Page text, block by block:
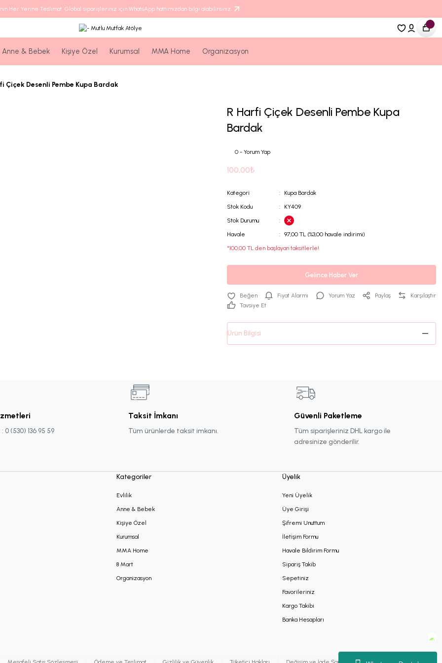
Her Yerine Teslimat. Global siparişleriniz için WhatsApp hattımızdan bilgi alabilirsiniz.
Anne & Bebek Kişiye Özel Kurumsal MMA Home Organizasyon
Çiçek Desenli Pembe Kupa Bardak
R Harfi Çiçek Desenli Pembe Kupa
Bardak
0 - Yorum Yap
100,00₺
Kategori
Kupa Bardak
Stok Kodu
KY409
Stok Durumu
Havale
97,00 TL (%3,00 havale indirimi)
*100,00 TL den başlayan taksitlerle!
Gelince Haber Ver
Fiyat Alarmı Yorum Yaz Paylaş
Karşılaştır
Tavsiye Et
Ürün Bilgisi
0 (530) 136 95 59
Taksit İmkanı
Tüm ürünlerde taksit imkanı.
Güvenli Paketleme
Tüm siparişleriniz DHL kargo ile
adresinize gönderilir.
Kategoriler
Evlilik
Anne & Bebek
Kişiye Özel
Kurumsal
MMA Home
8 Mart
Organizasyon
Üyelik
Yeni Üyelik
Üye Girişi
Şifremi Unuttum
İletişim Formu
Havale Bildirim Formu
Sipariş Takib
Sepetiniz
Favorileriniz
Kargo Takibi
Banka Hesapları